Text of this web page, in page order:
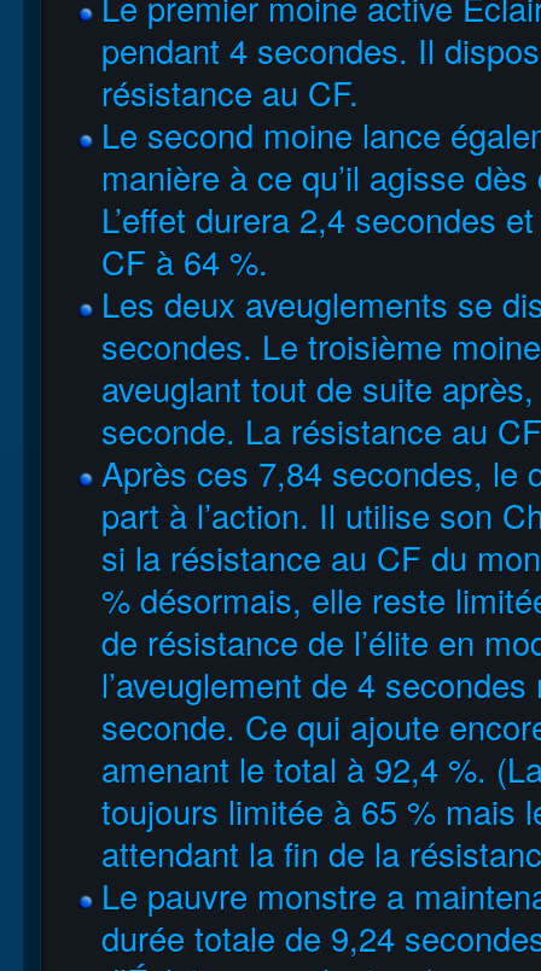
pendant 4 secondes. Il
résistance au CF.
Le second moine lance
manière à ce qu’il agisse
L’effet durera 2,4 secondes
CF à 64 %.
Les deux aveuglements se
secondes. Le troisième
aveuglant tout de suite
seconde. La résistance au
Après ces 7,84 secondes, le
part à l’action. Il utilise son
si la résistance au CF du
% désormais, elle reste
de résistance de l’élite en
l’aveuglement de 4
seconde. Ce qui ajoute
amenant le total à 92,4 %.
toujours limitée à 65 % mais
attendant la fin de la
Le pauvre monstre a
durée totale de 9,24